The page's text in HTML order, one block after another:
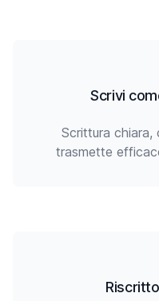
Scrivi
Scrittura
trasmette